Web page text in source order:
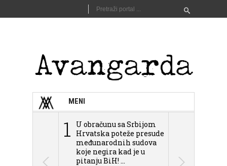
MENI
1
U obračunu sa Srbijom
Hrvatska poteže presude
međunarodnih sudova
koje negira kad je u
pitanju BiH! ...